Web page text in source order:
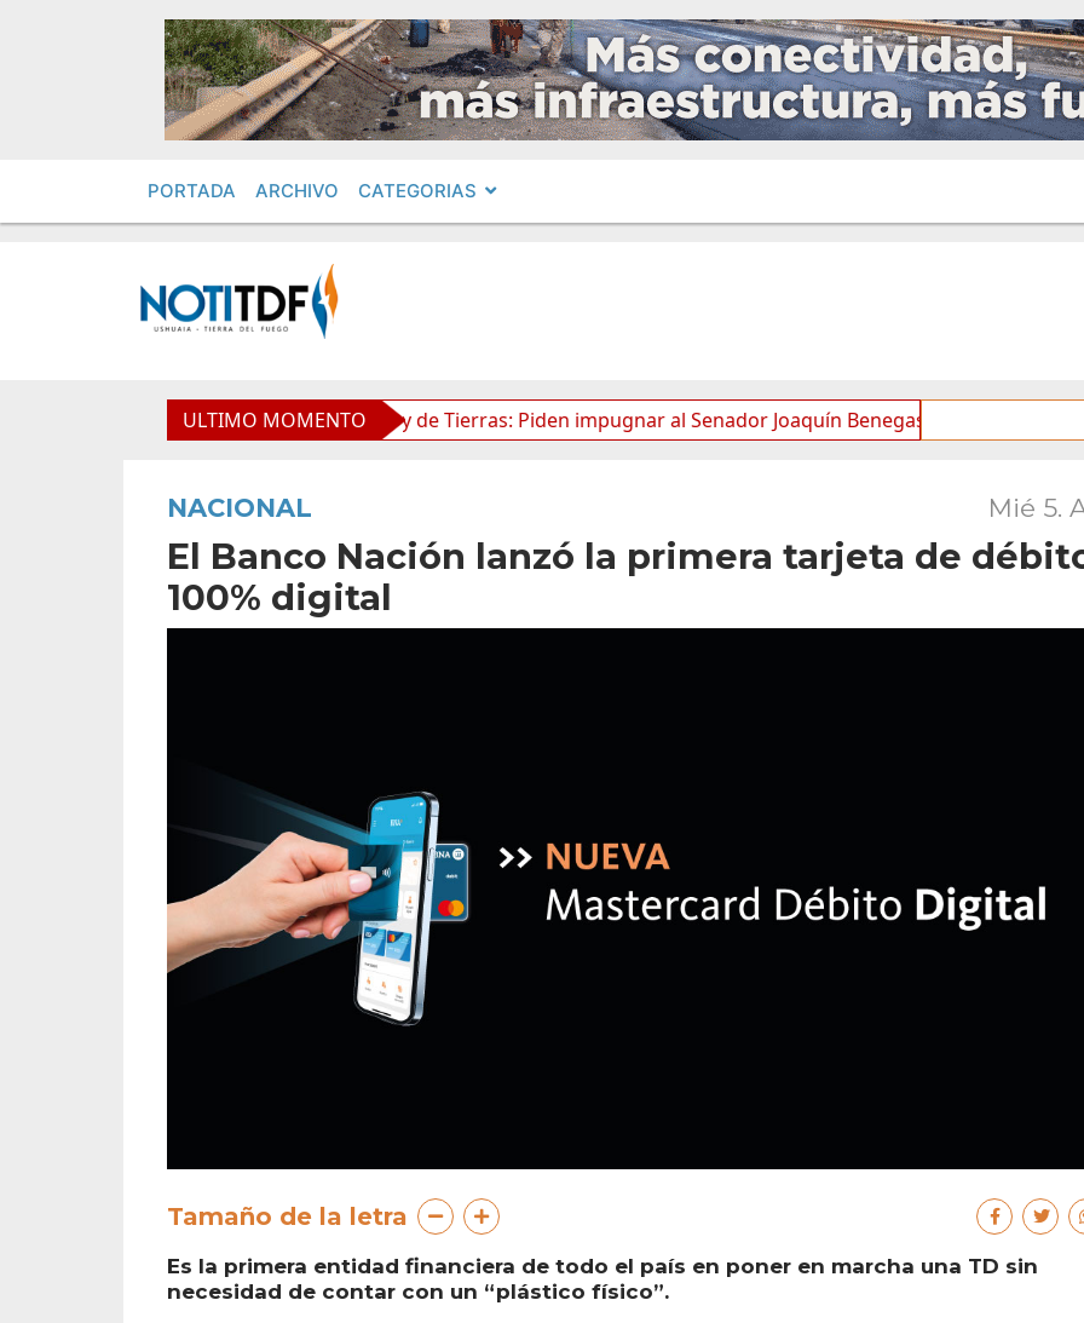
PORTADA ARCHIVO CATEGORIAS
ULTIMO MOMENTO
en Obras Privadas Ley de Tierras: Piden impugnar al Senador Joaquín Benegas Lynch por “conflicto de
NACIONAL Mié 5.
El Banco Nación lanzó la primera tarjeta de
100% digital
Tamaño de la letra
Es la primera entidad financiera de todo el país en poner en marcha una TD sin
necesidad de contar con un “plástico físico”.